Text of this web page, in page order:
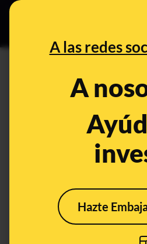
A las redes
A
Hazte
Trastornos
tu entorno